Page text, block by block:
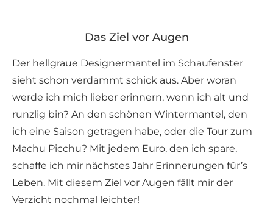
Das Ziel vor Augen
Der hellgraue Designermantel im Schaufenster
sieht schon verdammt schick aus. Aber woran
werde ich mich lieber erinnern, wenn ich alt und
runzlig bin? An den schönen Wintermantel, den
ich eine Saison getragen habe, oder die Tour zum
Machu Picchu? Mit jedem Euro, den ich spare,
schaffe ich mir nächstes Jahr Erinnerungen für’s
Leben. Mit diesem Ziel vor Augen fällt mir der
Verzicht nochmal leichter!